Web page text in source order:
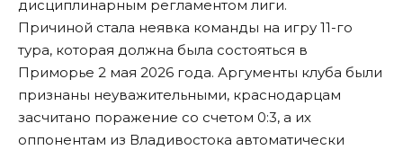
дисциплинарным регламентом лиги.
Причиной стала неявка команды на игру 11-го
тура, которая должна была состояться в
Приморье 2 мая 2026 года. Аргументы клуба были
признаны неуважительными, краснодарцам
засчитано поражение со счетом 0:3, а их
оппонентам из Владивостока автоматически